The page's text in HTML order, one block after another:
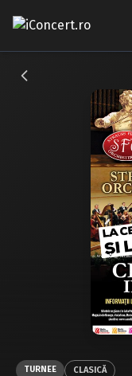
CONCERTE
Caută în site...
TURNEE CLASICĂ